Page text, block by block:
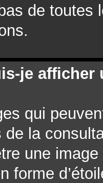
de toutes
je
qui
de la
une
forme